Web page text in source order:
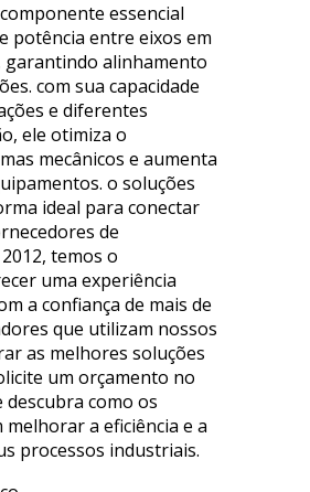
essencial
potência entre eixos em
garantindo alinhamento
com sua capacidade
e diferentes
ele otimiza o
mecânicos e aumenta
o soluções
ideal para conectar
de
temos o
uma experiência
a confiança de mais de
que utilizam nossos
as melhores soluções
um orçamento no
como os
a eficiência e a
processos industriais.